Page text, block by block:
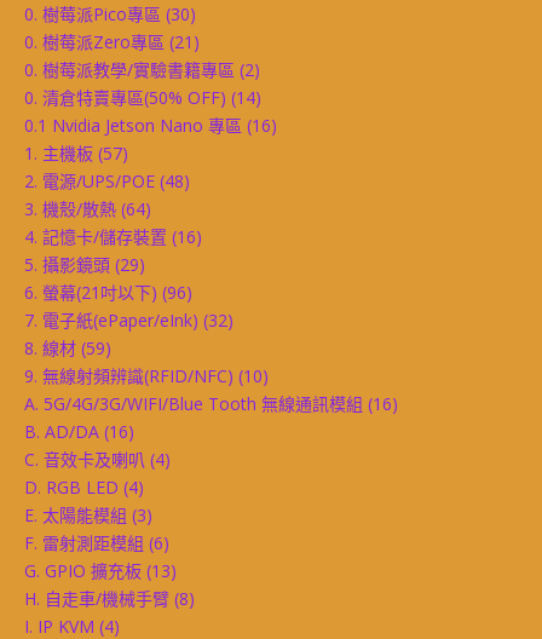
0. 樹莓派Pico專區 (30)
0. 樹莓派Zero專區 (21)
0. 樹莓派教學/實驗書籍專區 (2)
0. 清倉特賣專區(50% OFF) (14)
0.1 Nvidia Jetson Nano 專區 (16)
1. 主機板 (57)
2. 電源/UPS/POE (48)
3. 機殼/散熱 (64)
4. 記憶卡/儲存裝置 (16)
5. 攝影鏡頭 (29)
6. 螢幕(21吋以下) (96)
7. 電子紙(ePaper/eInk) (32)
8. 線材 (59)
9. 無線射頻辨識(RFID/NFC) (10)
A. 5G/4G/3G/WIFI/Blue Tooth 無線通訊模組 (16)
B. AD/DA (16)
C. 音效卡及喇叭 (4)
D. RGB LED (4)
E. 太陽能模組 (3)
F. 雷射測距模組 (6)
G. GPIO 擴充板 (13)
H. 自走車/機械手臂 (8)
I. IP KVM (4)